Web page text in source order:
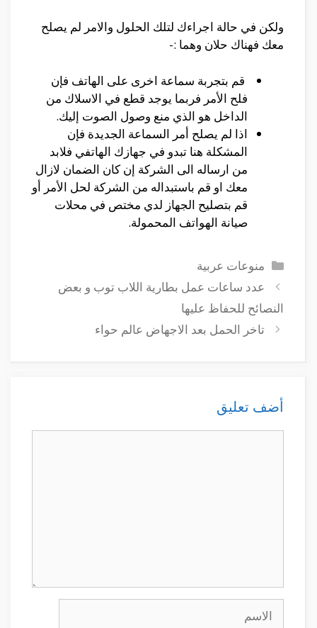
ولكن في حالة اجراءك لتلك الحلول والامر لم يصلح
معك فهناك حلان وهما :-
قم بتجربة سماعة اخرى على الهاتف فإن
فلح الأمر فربما يوجد قطع في الاسلاك من
الداخل هو الذي منع وصول الصوت إليك.
اذا لم يصلح أمر السماعة الجديدة فإن
المشكلة هنا تبدو في جهازك الهاتفي فلابد
من ارساله الى الشركة إن كان الضمان لازال
معك او قم باستبداله من الشركة لحل الأمر أو
قم بتصليح الجهاز لدي مختص في محلات
صيانة الهواتف المحمولة.
التصنيفات
منوعات عربية
عدد ساعات عمل بطارية اللاب توب و بعض
النصائح للحفاظ عليها
تاخر الحمل بعد الاجهاض عالم حواء
أضف تعليق